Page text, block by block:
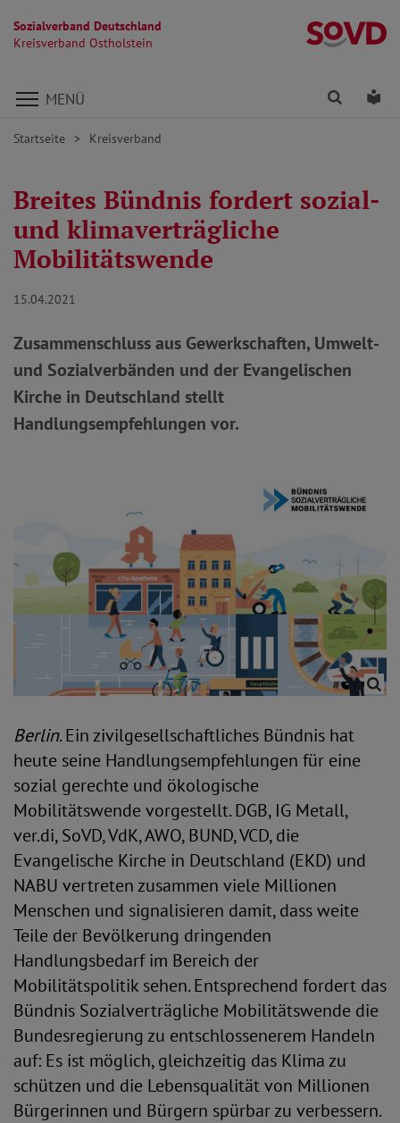
Sozialverband Deutschland
Kreisverband Ostholstein
Direkt zu den Inhalten springen
MENÜ Finden
Startseite Kreisverband
Breites Bündnis fordert sozial-
und klimaverträgliche
Mobilitätswende
15.04.2021
Zusammenschluss aus Gewerkschaften, Umwelt-
und Sozialverbänden und der Evangelischen
Kirche in Deutschland stellt
Handlungsempfehlungen vor.
Berlin. Ein zivilgesellschaftliches Bündnis hat
heute seine Handlungsempfehlungen für eine
sozial gerechte und ökologische
Mobilitätswende vorgestellt. DGB, IG Metall,
ver.di, SoVD, VdK, AWO, BUND, VCD, die
Evangelische Kirche in Deutschland (EKD) und
NABU vertreten zusammen viele Millionen
Menschen und signalisieren damit, dass weite
Teile der Bevölkerung dringenden
Handlungsbedarf im Bereich der
Mobilitätspolitik sehen. Entsprechend fordert das
Bündnis Sozialverträgliche Mobilitätswende die
Bundesregierung zu entschlossenerem Handeln
auf: Es ist möglich, gleichzeitig das Klima zu
schützen und die Lebensqualität von Millionen
Bürgerinnen und Bürgern spürbar zu verbessern.